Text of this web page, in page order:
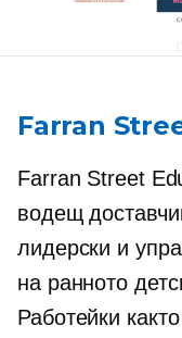
Farran
Farran Street
водещ
лидерски и
на ранното
Работейки